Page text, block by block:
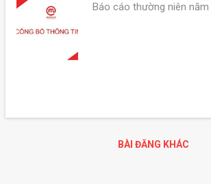
Báo cáo thường niên năm
BÀI ĐĂNG KHÁC